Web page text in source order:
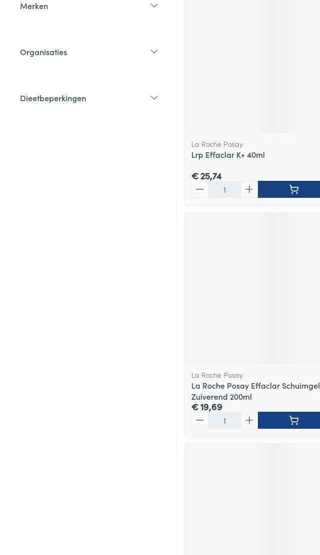
Merken
Organisaties
Dieetbeperkingen
La Roche Posay
Lrp Effaclar K+ 40ml
€ 25,74
La Roche Posay
La Roche Posay Effaclar Schuimgel
Zuiverend 200ml
€ 19,69